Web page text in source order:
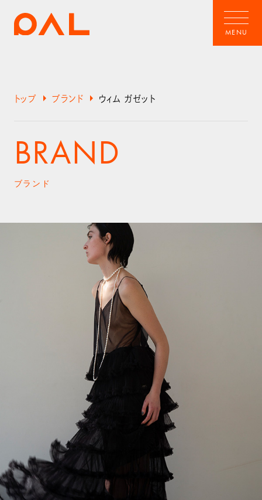
トップ arrow_right ブランド arrow_right ウィム ガゼット
BRAND
ブランド